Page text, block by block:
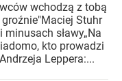
wchodzą z tobą
Stuhr
sławy„Na
kto prowadzi
Leppera:...